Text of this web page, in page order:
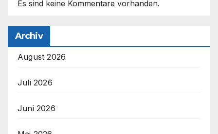
Es sind keine Kommentare vorhanden.
Archiv
August 2026
Juli 2026
Juni 2026